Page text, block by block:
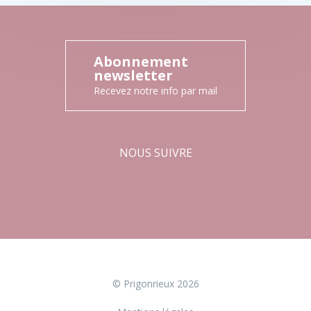
Abonnement
newsletter
Recevez notre info par mail
NOUS SUIVRE
© Prigonrieux 2026